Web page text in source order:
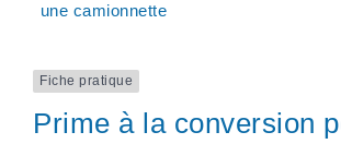
une camionnette
Fiche pratique
Prime à la conversion